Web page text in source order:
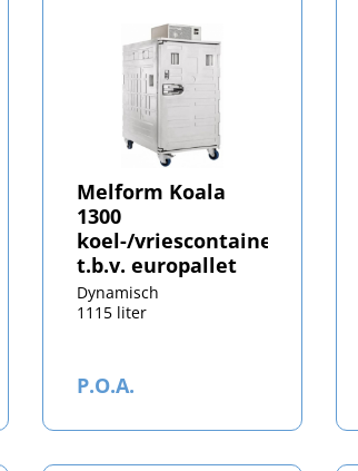
Melform Koala
1300
koel-/vriescontainer
t.b.v. europallet
Dynamisch
1115 liter
P.O.A.